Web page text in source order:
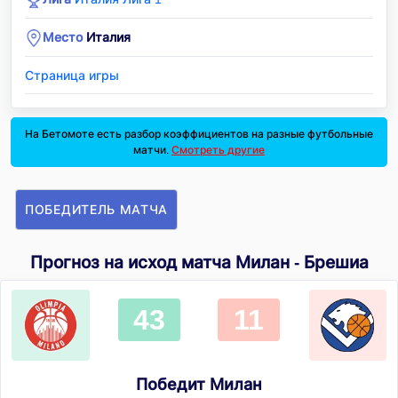
МестоИталия
Страница игры
На Бетомоте есть разбор коэффициентов на разные футбольные
матчи. Смотреть другие
ПОБЕДИТЕЛЬ МАТЧА
Прогноз на исход матча Милан - Брешиа
43
Победит Милан
11